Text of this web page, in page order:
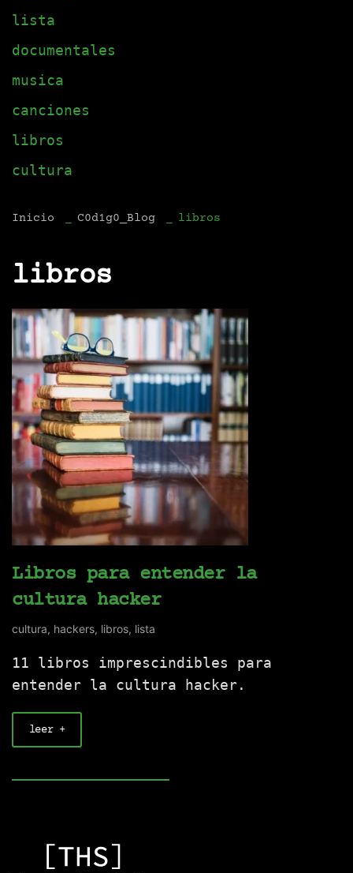
lista
documentales
musica
canciones
libros
cultura
Inicio C0d1g0_Blog libros
libros
Libros para entender la
cultura hacker
cultura, hackers, libros, lista
11 libros imprescindibles para
entender la cultura hacker.
leer +